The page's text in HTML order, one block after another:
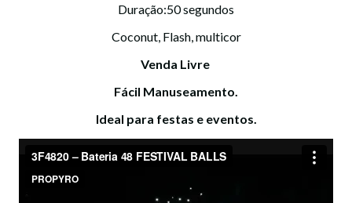
Duração:50 segundos
Coconut, Flash, multicor
Venda Livre
Fácil Manuseamento.
Ideal para festas e eventos.